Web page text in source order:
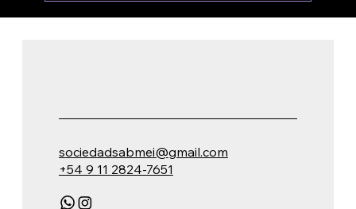
sociedadsabmei@gmail.com
+54 9 11 2824-7651